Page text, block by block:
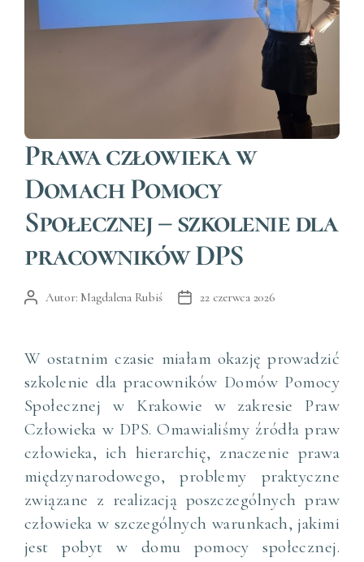
Kategorie
Prawa człowieka w
Domach Pomocy
Społecznej – szkolenie dla
pracowników DPS
AutorAutor: Magdalena Rubiś
Data22 czerwca 2026
W ostatnim czasie miałam okazję prowadzić
szkolenie dla pracowników Domów Pomocy
Społecznej w Krakowie w zakresie Praw
Człowieka w DPS. Omawialiśmy źródła praw
człowieka, ich hierarchię, znaczenie prawa
międzynarodowego, problemy praktyczne
związane z realizacją poszczególnych praw
człowieka w szczególnych warunkach, jakimi
jest pobyt w domu pomocy społecznej.